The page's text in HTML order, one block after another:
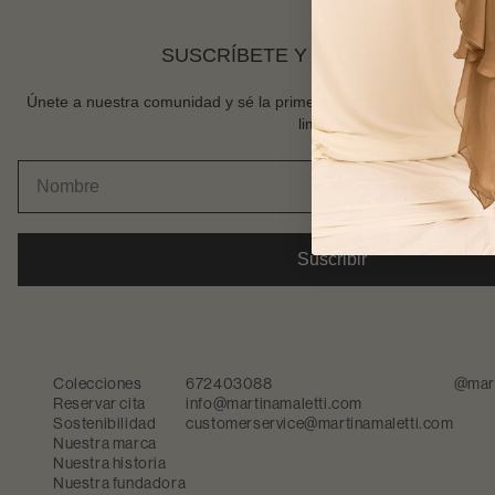
SUSCRÍBETE Y OBTÉN UN 5% DTO.
Únete a nuestra comunidad y sé la primera en conocer nuevas
limitadas.
Suscribir
Colecciones
Reservar cita
Sostenibilidad
Nuestra marca
Nuestra historia
Nuestra fundadora
672403088
info@martinamaletti.com
customerservice@martinamaletti.com